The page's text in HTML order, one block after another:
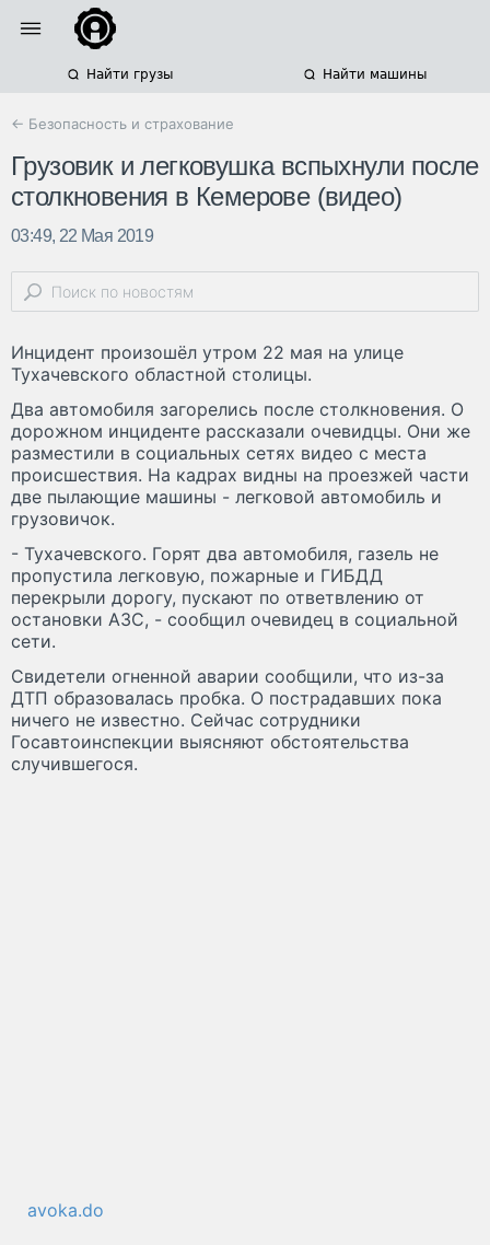
Найти грузы Найти машины
← Безопасность и страхование
Грузовик и легковушка вспыхнули после
столкновения в Кемерове (видео)
03:49, 22 Мая 2019
Инцидент произошёл утром 22 мая на улице
Тухачевского областной столицы.
Два автомобиля загорелись после столкновения. О
дорожном инциденте рассказали очевидцы. Они же
разместили в социальных сетях видео с места
происшествия. На кадрах видны на проезжей части
две пылающие машины - легковой автомобиль и
грузовичок.
- Тухачевского. Горят два автомобиля, газель не
пропустила легковую, пожарные и ГИБДД
перекрыли дорогу, пускают по ответвлению от
остановки АЗС, - сообщил очевидец в социальной
сети.
Свидетели огненной аварии сообщили, что из-за
ДТП образовалась пробка. О пострадавших пока
ничего не известно. Сейчас сотрудники
Госавтоинспекции выясняют обстоятельства
случившегося.
avoka.do